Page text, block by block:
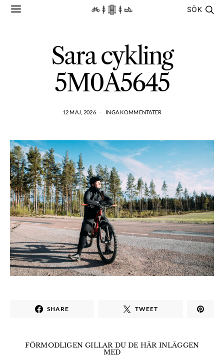
SÖK
Sara cykling
5M0A5645
12 MAJ, 2026 INGA KOMMENTATER
SHARE TWEET
FÖRMODLIGEN GILLAR DU DE HÄR INLÄGGEN
MED